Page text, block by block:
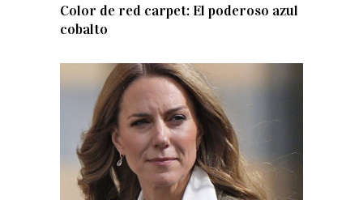
Color de red carpet: El poderoso azul
cobalto